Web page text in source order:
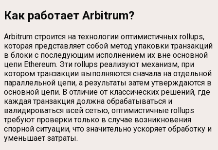
Как работает Arbitrum?
Arbitrum строится на технологии оптимистичных rollups,
которая представляет собой метод упаковки транзакций
в блоки с последующим исполнением их вне основной
цепи Ethereum. Эти rollups реализуют механизм, при
котором транзакции выполняются сначала на отдельной
параллельной цепи, а результаты затем утверждаются в
основной цепи. В отличие от классических решений, где
каждая транзакция должна обрабатываться и
валидироваться всей сетью, оптимистичные rollups
требуют проверки только в случае возникновения
спорной ситуации, что значительно ускоряет обработку и
уменьшает затраты.